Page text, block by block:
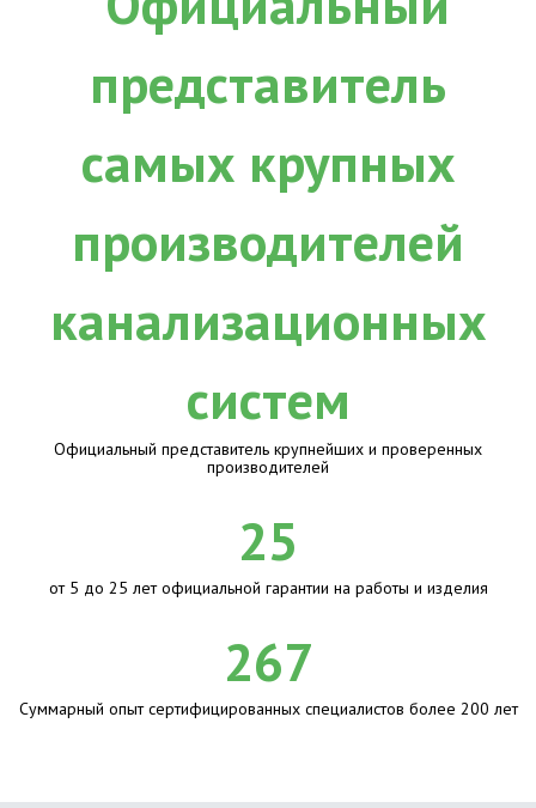
Официальный представитель крупнейших и проверенных
производителей
25
от 5 до 25 лет официальной гарантии на работы и изделия
267
Суммарный опыт сертифицированных специалистов более 200 лет